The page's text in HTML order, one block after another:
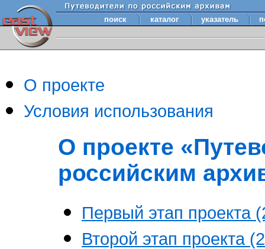
поиск каталог указатель
О проекте
Условия использования
О проекте
российским
Первый этап проекта
Второй этап проекта